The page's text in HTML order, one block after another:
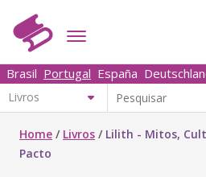
Brasil Portugal España
Home / Livros / Lilith - Mitos,
Pacto